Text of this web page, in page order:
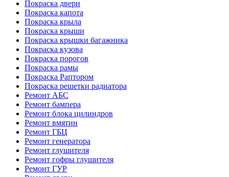
Покраска двери
Покраска капота
Покраска крыла
Покраска крыши
Покраска крышки багажника
Покраска кузова
Покраска порогов
Покраска рамы
Покраска Раптором
Покраска решетки радиатора
Ремонт АБС
Ремонт бампера
Ремонт блока цилиндров
Ремонт вмятин
Ремонт ГБЦ
Ремонт генератора
Ремонт глушителя
Ремонт гофры глушителя
Ремонт ГУР